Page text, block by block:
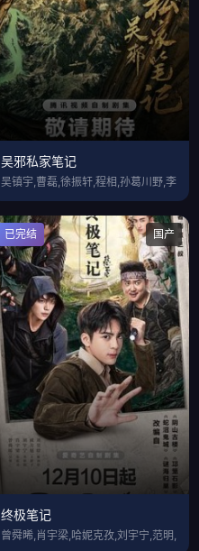
吴邪私家笔记
吴镇宇,曹磊,徐振轩,程相,孙葛川野,李
国产
已完结
终极笔记
曾舜晞,肖宇梁,哈妮克孜,刘宇宁,范明,